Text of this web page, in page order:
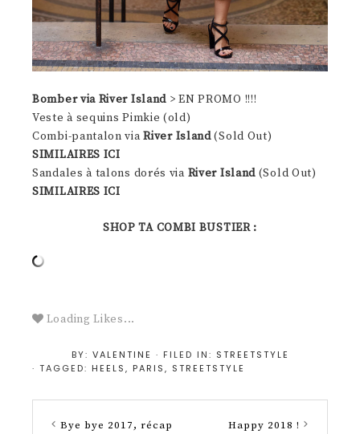
Bomber via River Island > EN PROMO !!!!
Veste à sequins Pimkie (old)
Combi-pantalon viaRiver Island(Sold Out)
SIMILAIRES ICI
Sandales à talons dorés via River Island (Sold Out)
SIMILAIRES ICI
SHOP TA COMBI BUSTIER :
Loading Likes...
BY: VALENTINE · FILED IN: STREETSTYLE
· TAGGED: HEELS, PARIS, STREETSTYLE
Bye bye 2017, récap
Happy 2018 !